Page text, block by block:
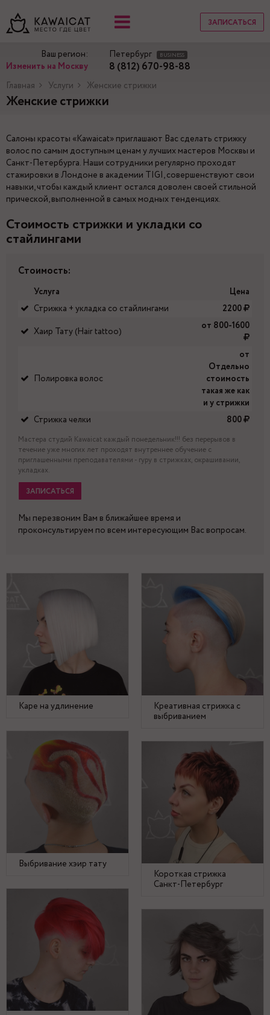
ЗАПИСАТЬСЯ
Ваш регион:
Изменить на Москву
Петербург BUSINESS
8 (812) 670-98-88
Главная Услуги Женские стрижки
Женские стрижки
Салоны красоты «Kawaicat» приглашают Вас сделать стрижку
волос по самым доступным ценам у лучших мастеров Москвы и
Санкт-Петербурга. Наши сотрудники регулярно проходят
стажировки в Лондоне в академии TIGI, совершенствуют свои
навыки, чтобы каждый клиент остался доволен своей стильной
прической, выполненной в самых модных тенденциях.
Стоимость стрижки и укладки со
стайлингами
Стоимость:
Услуга
Цена
Стрижка + укладка со стайлингами
2200
Хаир Тату (Hair tattoo)
от 800-1600
Полировка волос
от
Отдельно
стоимость
такая же как
и у стрижки
Стрижка челки
800
Мастера студий Kawaicat каждый понедельник!!! без перерывов в
течение уже многих лет проходят внутреннее обучение с
приглашенными преподавателями - гуру в стрижках, окрашивании,
укладках.
ЗАПИСАТЬСЯ
Мы перезвоним Вам в ближайшее время и
проконсультируем по всем интересующим Вас вопросам.
Каре на удлинение
Креативная стрижка с
выбриванием
Выбривание хэир тату
Короткая стрижка
Санкт-Петербург